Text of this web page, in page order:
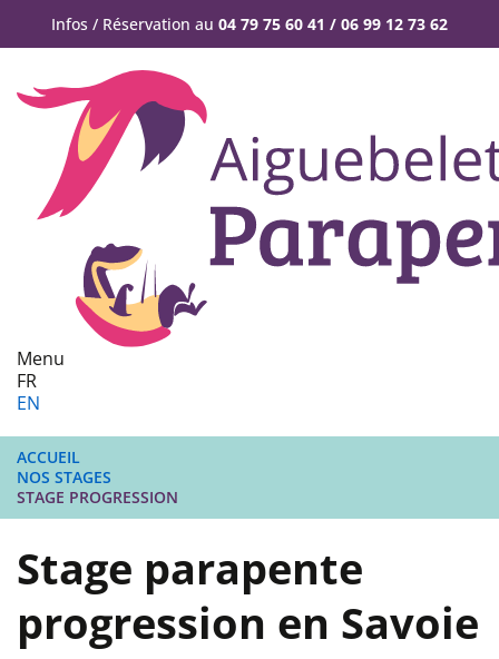
Infos / Réservation au 04 79 75 60 41 / 06 99 12 73 62
Menu
FR
EN
ACCUEIL
NOS STAGES
STAGE PROGRESSION
Stage parapente
progression en Savoie